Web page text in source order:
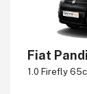
Fiat
1.0 Firefly